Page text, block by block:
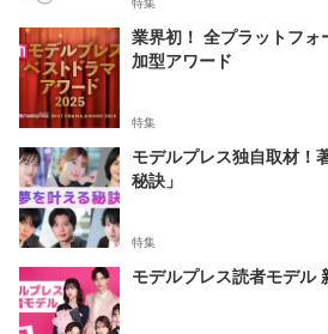
業界初！ 全プラットフ
加型アワード
特集
モデルプレス独自取材！
秘訣」
特集
モデルプレス読者モデル